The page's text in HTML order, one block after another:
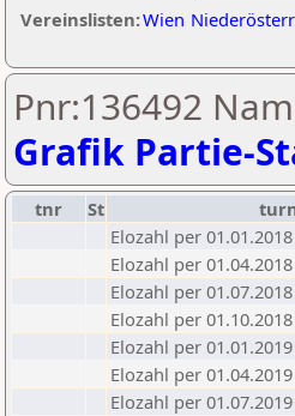
Vereinslisten:Wien
Pnr:136492
Grafik Partie-
tnr St
Elozahl per 01.01.2018
Elozahl per 01.04.2018
Elozahl per 01.07.2018
Elozahl per 01.10.2018
Elozahl per 01.01.2019
Elozahl per 01.04.2019
Elozahl per 01.07.2019